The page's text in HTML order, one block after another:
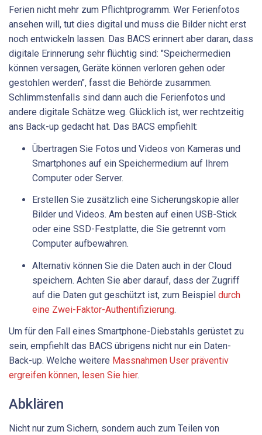
Ferien nicht mehr zum Pflichtprogramm. Wer Ferienfotos
ansehen will, tut dies digital und muss die Bilder nicht erst
noch entwickeln lassen. Das BACS erinnert aber daran, dass
digitale Erinnerung sehr flüchtig sind: "Speichermedien
können versagen, Geräte können verloren gehen oder
gestohlen werden", fasst die Behörde zusammen.
Schlimmstenfalls sind dann auch die Ferienfotos und
andere digitale Schätze weg. Glücklich ist, wer rechtzeitig
ans Back-up gedacht hat. Das BACS empfiehlt:
Übertragen Sie Fotos und Videos von Kameras und
Smartphones auf ein Speichermedium auf Ihrem
Computer oder Server.
Erstellen Sie zusätzlich eine Sicherungskopie aller
Bilder und Videos. Am besten auf einen USB-Stick
oder eine SSD-Festplatte, die Sie getrennt vom
Computer aufbewahren.
Alternativ können Sie die Daten auch in der Cloud
speichern. Achten Sie aber darauf, dass der Zugriff
auf die Daten gut geschützt ist, zum Beispiel durch
eine Zwei-Faktor-Authentifizierung.
Um für den Fall eines Smartphone-Diebstahls gerüstet zu
sein, empfiehlt das BACS übrigens nicht nur ein Daten-
Back-up. Welche weitere Massnahmen User präventiv
ergreifen können, lesen Sie hier.
Abklären
Nicht nur zum Sichern, sondern auch zum Teilen von